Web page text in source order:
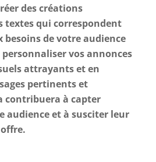
des créations
textes qui correspondent
de votre audience
vos annonces
attrayants et en
pertinents et
contribuera à capter
audience et à susciter leur